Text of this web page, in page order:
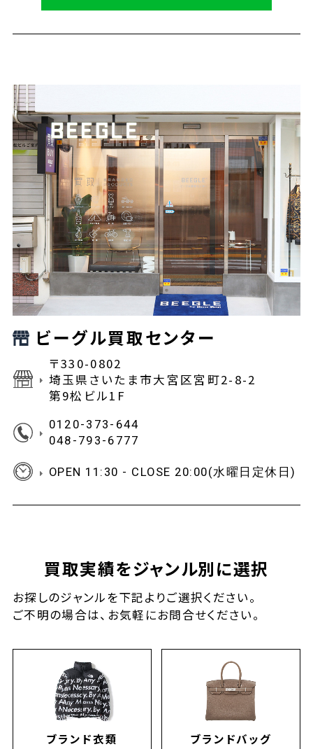
ビーグル買取センター
〒330-0802
埼玉県さいたま市大宮区宮町2-8-2
第9松ビル1F
0120-373-644
048-793-6777
OPEN 11:30 - CLOSE 20:00(水曜日定休日)
買取実績をジャンル別に選択
お探しのジャンルを下記よりご選択ください。
ご不明の場合は、お気軽にお問合せください。
ブランド衣類 ブランドバッグ